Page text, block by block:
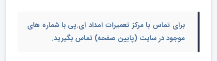
برای تماس با مرکز تعمیرات امداد آی.پی با شماره های
موجود در سایت (پایین صفحه) تماس بگیرید.